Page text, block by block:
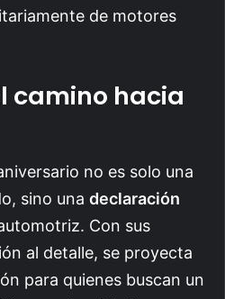
de motores
camino hacia
no es solo una
sino una declaración
Con sus
al detalle, se proyecta
para quienes buscan un